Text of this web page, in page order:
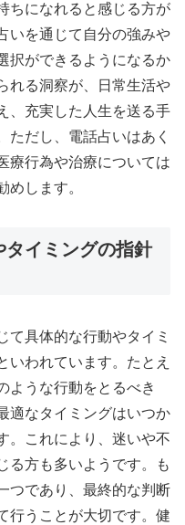
ちになれると感じる方が
いを通じて自分の強みや
択ができるようになるか
れる洞察が、日常生活や
、充実した人生を送る手
ただし、電話占いはあく
療行為や治療については
めします。
イミングの指針
て具体的な行動やタイミ
いわれています。たとえ
ような行動をとるべき
適なタイミングはいつか
。これにより、迷いや不
る方も多いようです。も
つであり、最終的な判断
行うことが大切です。健